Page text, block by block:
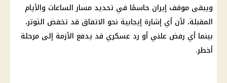
ويبقى موقف إيران حاسمًا في تحديد مسار الساعات والأيام
المقبلة، لأن أي إشارة إيجابية نحو الاتفاق قد تخفض التوتر،
بينما أي رفض علني أو رد عسكري قد يدفع الأزمة إلى مرحلة
أخطر.